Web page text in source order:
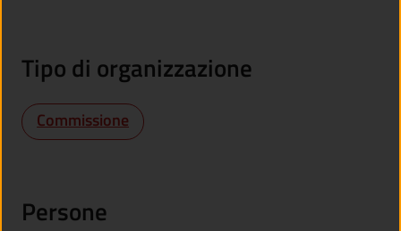
Tipo di organizzazione
Commissione
Persone